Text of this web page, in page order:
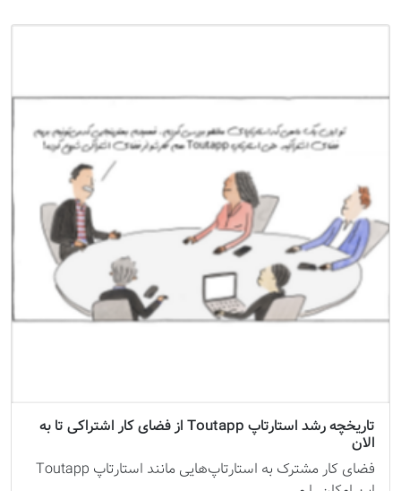
تاریخچه رشد استارتاپ Toutapp از فضای کار اشتراکی تا به
الان
فضای کار مشترک به استارتاپ‌هایی مانند استارتاپ Toutapp